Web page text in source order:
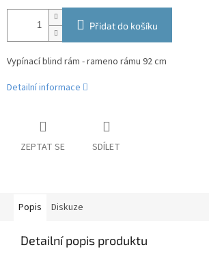
Přidat do košíku
Vypínací blind rám - rameno rámu 92 cm
Detailní informace
ZEPTAT SE SDÍLET
Popis Diskuze
Detailní popis produktu